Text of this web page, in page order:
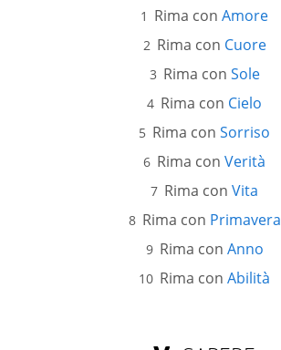
Rima con Amore
Rima con Cuore
Rima con Sole
Rima con Cielo
Rima con Sorriso
Rima con Verità
Rima con Vita
Rima con Primavera
Rima con Anno
Rima con Abilità